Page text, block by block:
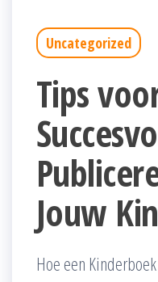
Uncategorized
Tips
Jouw
Hoe een